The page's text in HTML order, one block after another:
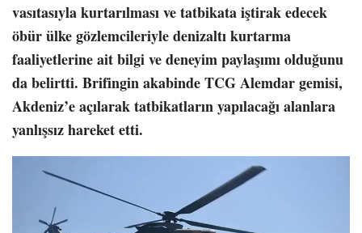
vasıtasıyla kurtarılması ve tatbikata iştirak edecek
öbür ülke gözlemcileriyle denizaltı kurtarma
faaliyetlerine ait bilgi ve deneyim paylaşımı olduğunu
da belirtti. Brifingin akabinde TCG Alemdar gemisi,
Akdeniz’e açılarak tatbikatların yapılacağı alanlara
yanlışsız hareket etti.